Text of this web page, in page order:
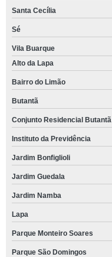
Santa Cecília
Sé
Vila Buarque
Alto da Lapa
Bairro do Limão
Butantã
Conjunto Residencial Butantã
Instituto da Previdência
Jardim Bonfiglioli
Jardim Guedala
Jardim Namba
Lapa
Parque Monteiro Soares
Parque São Domingos